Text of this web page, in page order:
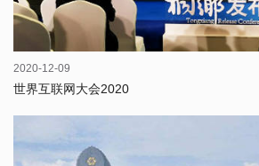
2020-12-09
世界互联网大会2020